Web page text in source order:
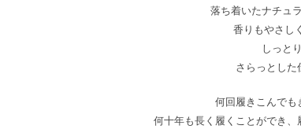
落ち着いたナチュ
香りもやさし
しっと
さらっとした
何回履きこんでも
何十年も長く履くことができ